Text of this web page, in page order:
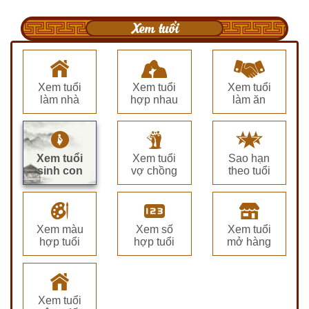
Xem tuổi
Xem tuổi
làm nhà
Xem tuổi
hợp nhau
Xem tuổi
làm ăn
Xem tuổi
sinh con
Xem tuổi
vợ chồng
Sao hạn
theo tuổi
Xem màu
hợp tuổi
Xem số
hợp tuổi
Xem tuổi
mở hàng
Xem tuổi